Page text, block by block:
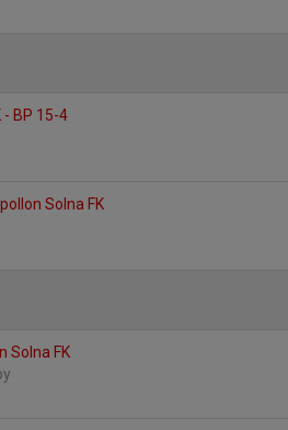
- BP 15-4
Solna FK
Solna FK